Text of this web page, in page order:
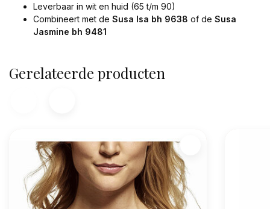
Leverbaar in wit en huid (65 t/m 90)
Combineert met de Susa Isa bh 9638 of de Susa
Jasmine bh 9481
Gerelateerde producten